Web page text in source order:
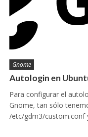
Gnome
Autologin en
Para configurar el
Gnome, tan sólo
/etc/gdm3/custom.conf